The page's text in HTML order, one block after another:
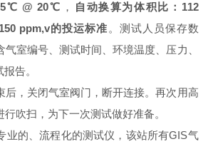
@ 20℃ ‌，‌
自动换算为体积比：112
ppm,v的投运标准 ‌。测试人员保存数
室编号、测试时间、环境温度、压力、
告。
后，关闭气室阀门，断开连接。再次用高
吹扫，为下一次测试做好准备。
业的、流程化的测试仪，该站所有GIS气